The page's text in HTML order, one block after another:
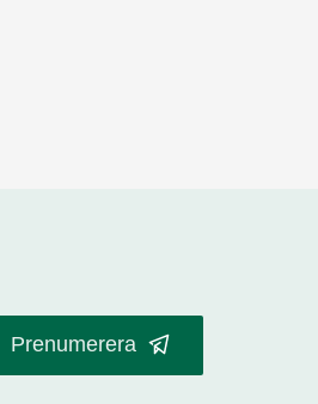
Prenumerera